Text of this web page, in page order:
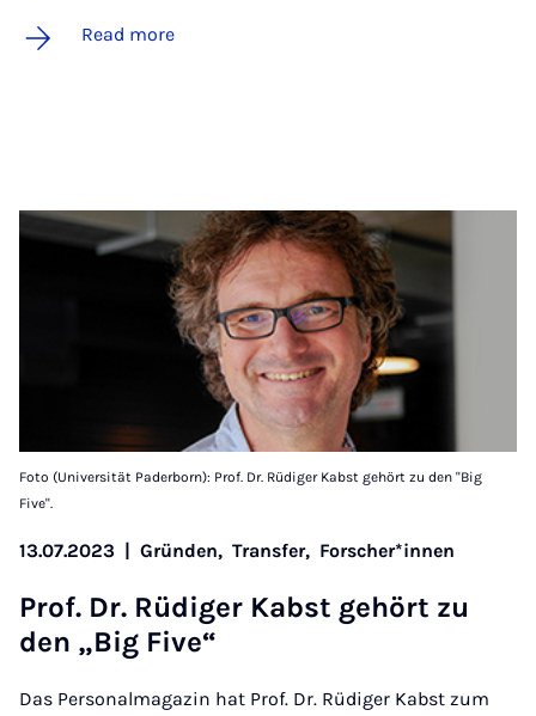
Read more
Foto (Universität Paderborn): Prof. Dr. Rüdiger Kabst gehört zu den "Big
Five".
13.07.2023 | Gründen, Transfer, Forscher*innen
Prof. Dr. Rüdi­ger Kabst ge­hört zu
den „Big Five“
Das Personalmagazin hat Prof. Dr. Rüdiger Kabst zum